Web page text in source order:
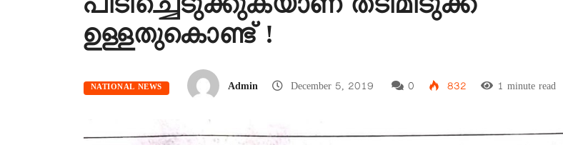
പിടിച്ചെടുക്കുകയാണ് തടിമിടുക്ക്
ഉള്ളതുകൊണ്ട് !
NATIONAL NEWS Admin December 5, 2019 0 832 1 minute read